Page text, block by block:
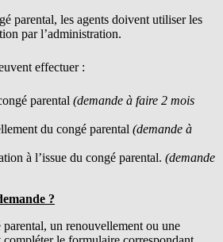
parental, les agents doivent utiliser les
par l’administration.
effectuer :
parental (demande à faire 2 mois
du congé parental (demande à
à l’issue du congé parental. (demande
?
un renouvellement ou une